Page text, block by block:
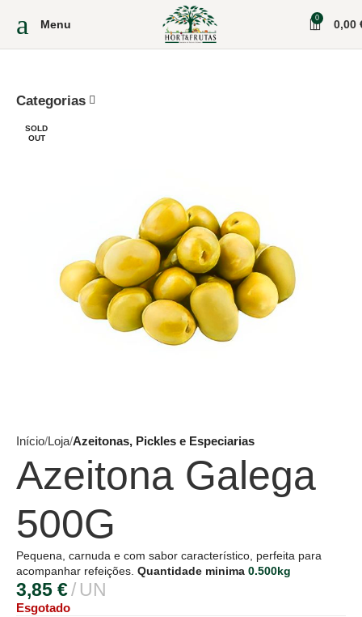
Menu 0 0,00
Categorias
SOLD
OUT
Início Loja Azeitonas, Pickles e Especiarias
Azeitona Galega
500G
Pequena, carnuda e com sabor característico, perfeita para
acompanhar refeições. Quantidade minima 0.500kg
3,85 € UN
Esgotado